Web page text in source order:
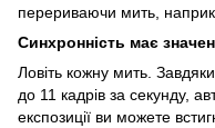
перериваючи мить,
Синхронність має
Ловіть кожну мить.
до 11 кадрів за секунду,
експозиції ви можете